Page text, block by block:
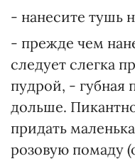
- нанесите тушь
- прежде чем
следует слегка
пудрой, - губная
дольше.
придать
розовую помаду